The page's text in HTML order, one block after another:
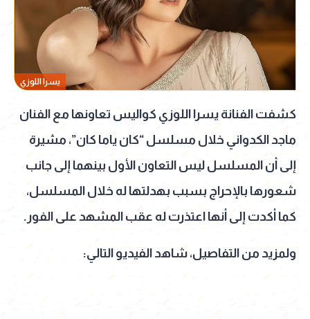
يسرا اللوزي
كشفت الفنانة يسرا اللوزي كواليس تعاونها مع الفنان
ماجد الكدواني خلال مسلسل “كان ياما كان”، مشيرة
إلى أن المسلسل ليس التعاون الأول بينهما إلى جانب
شعورها بالإحراج بسبب بهدلتها له خلال المسلسل،
كما أكدت إلى أنها اعتذرت له عقب المشهد على الفور.
ولمزيد من التفاصيل، شاهد الفيديو التالي: